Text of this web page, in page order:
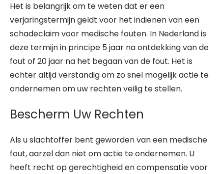
Het is belangrijk om te weten dat er een
verjaringstermijn geldt voor het indienen van een
schadeclaim voor medische fouten. In Nederland is
deze termijn in principe 5 jaar na ontdekking van de
fout of 20 jaar na het begaan van de fout. Het is
echter altijd verstandig om zo snel mogelijk actie te
ondernemen om uw rechten veilig te stellen.
Bescherm Uw Rechten
Als u slachtoffer bent geworden van een medische
fout, aarzel dan niet om actie te ondernemen. U
heeft recht op gerechtigheid en compensatie voor